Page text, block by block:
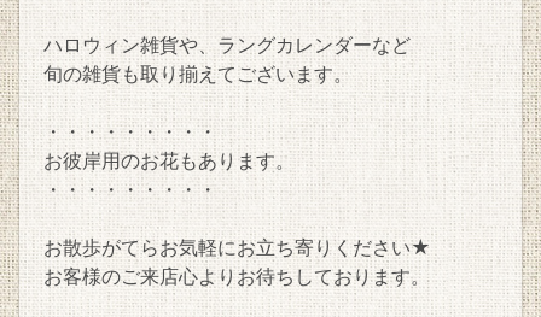
ハロウィン雑貨や、ラングカレンダーなど
旬の雑貨も取り揃えてございます。
・・・・・・・・・
お彼岸用のお花もあります。
・・・・・・・・・
お散歩がてらお気軽にお立ち寄りください★
お客様のご来店心よりお待ちしております。